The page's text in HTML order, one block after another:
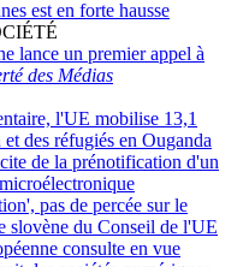
est en forte hausse
lance un premier appel à
des Médias
l'UE mobilise 13,1
des réfugiés en Ouganda
de la prénotification d'un
pas de percée sur le
slovène du Conseil de l'UE
consulte en vue